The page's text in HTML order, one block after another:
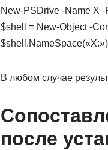
New-PSDrive -Name X
$shell = New-Object -
В любом случае
после